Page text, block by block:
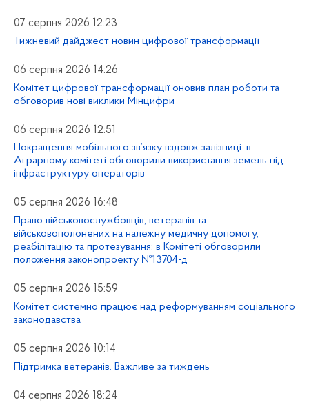
07 серпня 2026 12:23
Тижневий дайджест новин цифрової трансформації
06 серпня 2026 14:26
Комітет цифрової трансформації оновив план роботи та
обговорив нові виклики Мінцифри
06 серпня 2026 12:51
Покращення мобільного зв’язку вздовж залізниці: в
Аграрному комітеті обговорили використання земель під
інфраструктуру операторів
05 серпня 2026 16:48
Право військовослужбовців, ветеранів та
військовополонених на належну медичну допомогу,
реабілітацію та протезування: в Комітеті обговорили
положення законопроекту №13704-д
05 серпня 2026 15:59
Комітет системно працює над реформуванням соціального
законодавства
05 серпня 2026 10:14
Підтримка ветеранів. Важливе за тиждень
04 серпня 2026 18:24